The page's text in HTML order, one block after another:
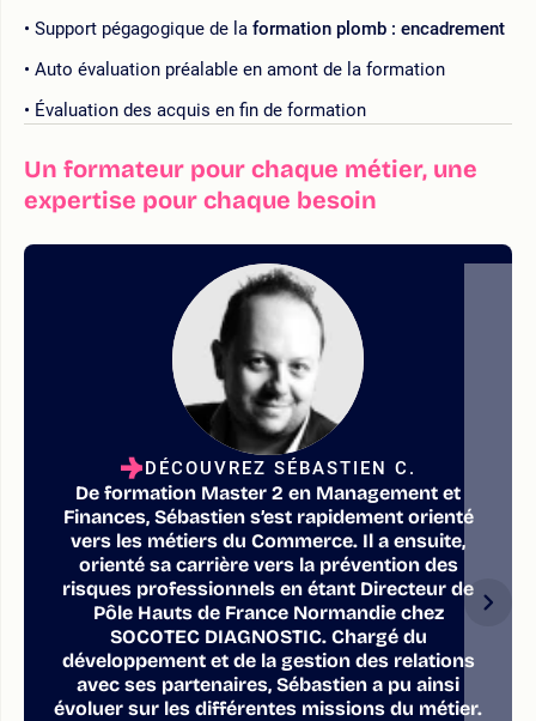
Support pégagogique de la formation plomb : encadrement
Auto évaluation préalable en amont de la formation
Évaluation des acquis en fin de formation
Un formateur pour chaque métier, une
expertise pour chaque besoin
DÉCOUVREZ SÉBASTIEN C.
De formation Master 2 en Management et
Finances, Sébastien s’est rapidement orienté
vers les métiers du Commerce. Il a ensuite,
orienté sa carrière vers la prévention des
risques professionnels en étant Directeur de
Pôle Hauts de France Normandie chez
SOCOTEC DIAGNOSTIC. Chargé du
développement et de la gestion des relations
avec ses partenaires, Sébastien a pu ainsi
évoluer sur les différentes missions du métier.